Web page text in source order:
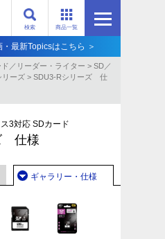
商品一覧
検索
最新Topicsはこちら ＞
／リーダー・ライター > SD／
リーズ > SDU3-Rシリーズ 仕
3対応 SDカード
仕様
ギャラリー・仕様